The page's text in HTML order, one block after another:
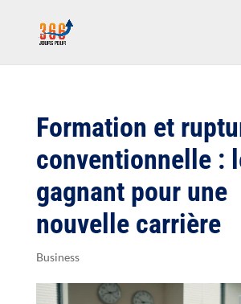
Formation et
conventionnelle :
gagnant pour une
nouvelle carrière
Business